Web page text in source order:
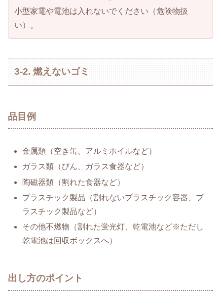
小型家電や電池は入れないでください（危険物扱
い）。
3-2. 燃えないゴミ
品目例
金属類（空き缶、アルミホイルなど）
ガラス類（びん、ガラス食器など）
陶磁器類（割れた食器など）
プラスチック製品（割れないプラスチック容器、プ
ラスチック製品など）
その他不燃物（割れた蛍光灯、乾電池など※ただし
乾電池は回収ボックスへ）
出し方のポイント